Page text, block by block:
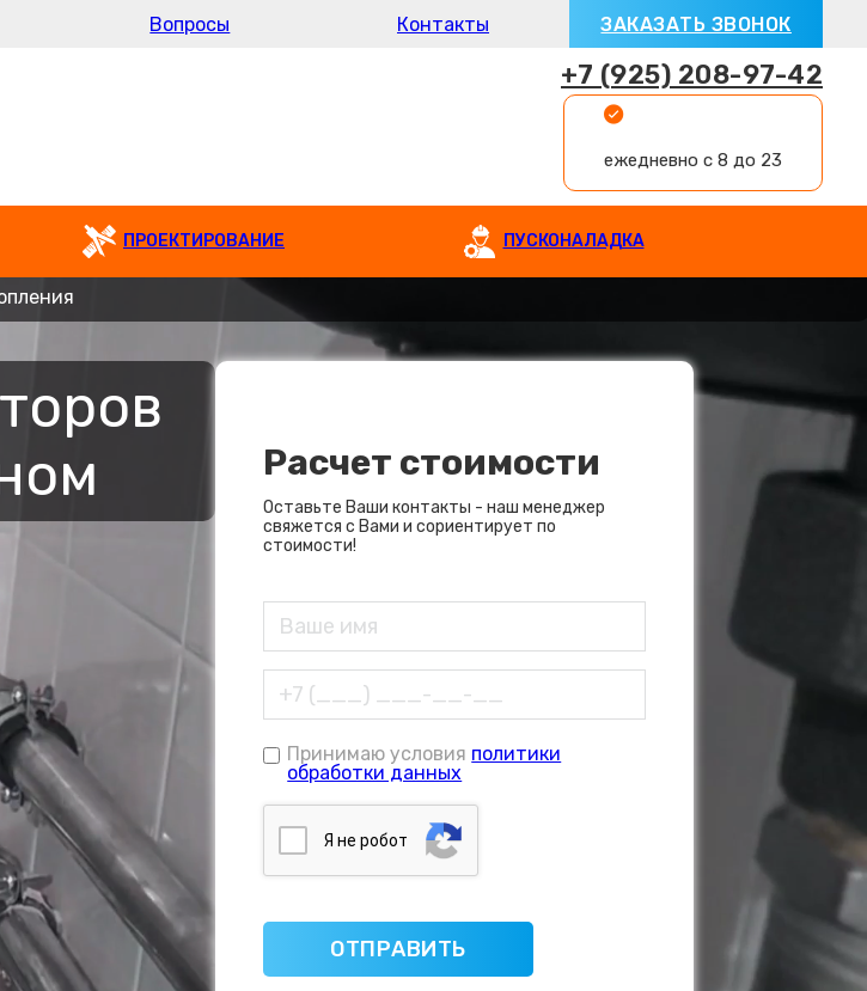
Вопросы Контакты ЗАКАЗАТЬ ЗВОНОК
+7 (925) 208-97-42
ежедневно с 8 до 23
ПРОЕКТИРОВАНИЕ ПУСКОНАЛАДКА
Расчет стоимости
Оставьте Ваши контакты - наш менеджер
свяжется с Вами и сориентирует по
стоимости!
Принимаю условия политики
обработки данных
Я нe poбoт